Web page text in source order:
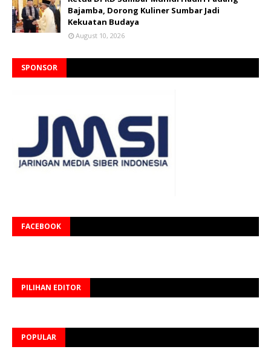
Bajamba, Dorong Kuliner Sumbar Jadi
Kekuatan Budaya
August 10, 2026
SPONSOR
FACEBOOK
PILIHAN EDITOR
POPULAR